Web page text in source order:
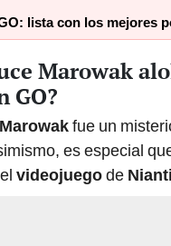
lista con los mejores
Marowak
GO?
Marowakfue un
es especial
videojuegode